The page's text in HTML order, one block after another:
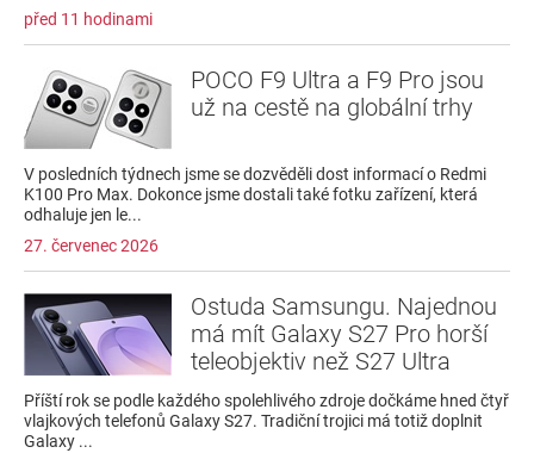
před 11 hodinami
POCO F9 Ultra a F9 Pro jsou
už na cestě na globální trhy
V posledních týdnech jsme se dozvěděli dost informací o Redmi
K100 Pro Max. Dokonce jsme dostali také fotku zařízení, která
odhaluje jen le...
27. červenec 2026
Ostuda Samsungu. Najednou
má mít Galaxy S27 Pro horší
teleobjektiv než S27 Ultra
Příští rok se podle každého spolehlivého zdroje dočkáme hned čtyř
vlajkových telefonů Galaxy S27. Tradiční trojici má totiž doplnit
Galaxy ...